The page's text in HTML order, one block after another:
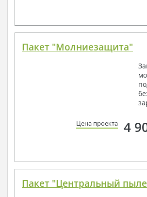
Пакет "Молниезащита"
Цена проекта 4
Пакет "Центральный